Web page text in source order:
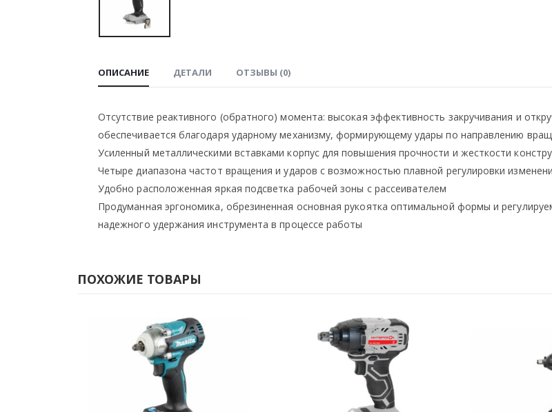
ОПИСАНИЕ ДЕТАЛИ ОТЗЫВЫ (0)
Отсутствие реактивного (обратного) момента: высокая эффективность закручивания и
обеспечивается благодаря ударному механизму, формирующему удары по направлению
Усиленный металлическими вставками корпус для повышения прочности и жесткости
Четыре диапазона частот вращения и ударов с возможностью плавной регулировки
Удобно расположенная яркая подсветка рабочей зоны с рассеивателем
Продуманная эргономика, обрезиненная основная рукоятка оптимальной формы и
надежного удержания инструмента в процессе работы
ПОХОЖИЕ ТОВАРЫ